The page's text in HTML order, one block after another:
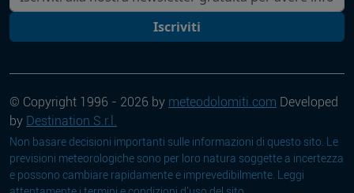
Iscriviti
© Copyright 1996 - 2026 by meteodolomiti.com Developed
by Destination S.r.l.
Non basare decisioni importanti sulle informazioni di questo sito. Le
previsioni meteorologiche sono per loro natura soggette a incertezza
e possono cambiare rapidamente e imprevedibilmente. Leggi